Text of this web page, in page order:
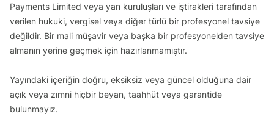
Payments Limited veya yan kuruluşları ve iştirakleri tarafından
verilen hukuki, vergisel veya diğer türlü bir profesyonel tavsiye
değildir. Bir mali müşavir veya başka bir profesyonelden tavsiye
almanın yerine geçmek için hazırlanmamıştır.
Yayındaki içeriğin doğru, eksiksiz veya güncel olduğuna dair
açık veya zımni hiçbir beyan, taahhüt veya garantide
bulunmayız.